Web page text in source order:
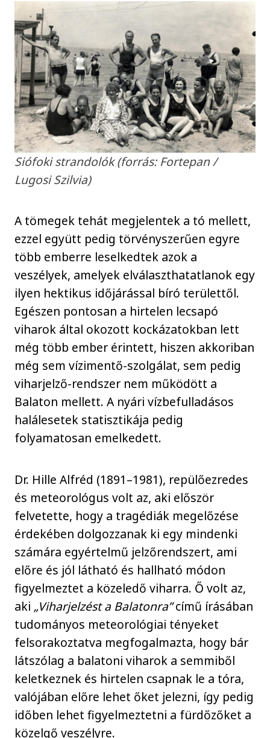
Siófoki strandolók (forrás: Fortepan /
Lugosi Szilvia)
A tömegek tehát megjelentek a tó mellett,
ezzel együtt pedig törvényszerűen egyre
több emberre leselkedtek azok a
veszélyek, amelyek elválaszthatatlanok egy
ilyen hektikus időjárással bíró területtől.
Egészen pontosan a hirtelen lecsapó
viharok által okozott kockázatokban lett
még több ember érintett, hiszen akkoriban
még sem vízimentő-szolgálat, sem pedig
viharjelző-rendszer nem működött a
Balaton mellett. A nyári vízbefulladásos
halálesetek statisztikája pedig
folyamatosan emelkedett.
Dr. Hille Alfréd (1891–1981), repülőezredes
és meteorológus volt az, aki először
felvetette, hogy a tragédiák megelőzése
érdekében dolgozzanak ki egy mindenki
számára egyértelmű jelzőrendszert, ami
előre és jól látható és hallható módon
figyelmeztet a közeledő viharra. Ő volt az,
aki „Viharjelzést a Balatonra”című írásában
tudományos meteorológiai tényeket
felsorakoztatva megfogalmazta, hogy bár
látszólag a balatoni viharok a semmiből
keletkeznek és hirtelen csapnak le a tóra,
valójában előre lehet őket jelezni, így pedig
időben lehet figyelmeztetni a fürdőzőket a
közelgő veszélyre.